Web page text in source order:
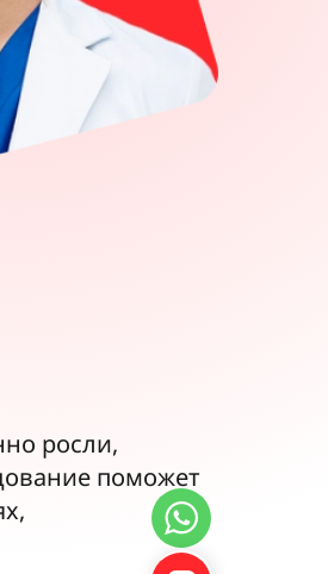
росли,
поможет